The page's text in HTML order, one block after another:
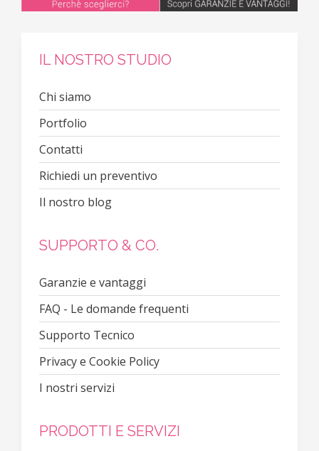
IL NOSTRO STUDIO
Chi siamo
Portfolio
Contatti
Richiedi un preventivo
Il nostro blog
SUPPORTO & CO.
Garanzie e vantaggi
FAQ - Le domande frequenti
Supporto Tecnico
Privacy e Cookie Policy
I nostri servizi
PRODOTTI E SERVIZI